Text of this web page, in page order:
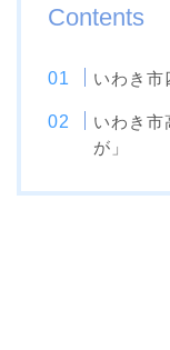
Contents
いわき市
いわき市
が」